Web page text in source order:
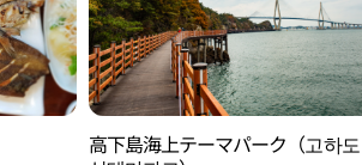
高下島海上テーマパーク（고하